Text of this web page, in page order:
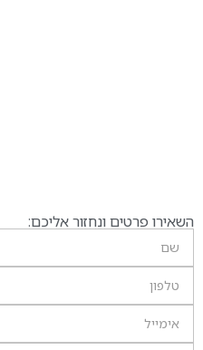
השאירו פרטים ונחזור אליכם: